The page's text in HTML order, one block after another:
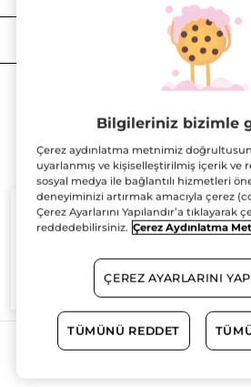
%100
aktifler
Daha Fazlasını
Bilgileriniz bizimle
Çerez aydınlatma metnimiz
uyarlanmış ve kişiselleştirilmiş içerik ve
sosyal medya ile bağlantılı hizmetleri
deneyiminizi artırmak amacıyla çerez
Çerez Ayarlarını Yapılandır’a tıklayarak
reddedebilirsiniz. Çerez Aydınlatma
ÇEREZ AYARLARINI
TÜMÜNÜ REDDET